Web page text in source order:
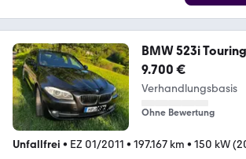
BMW 523i
9.700 €
Verhandlungsbasis
Ohne Bewertung
Unfallfrei • EZ 01/2011 • 197.167 km • 150 kW